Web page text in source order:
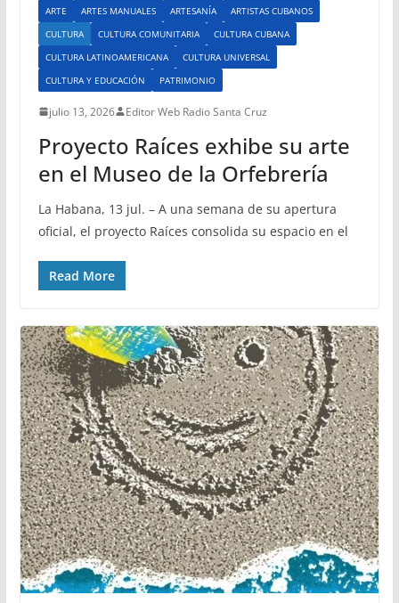
ARTE ARTES MANUALES ARTESANÍA
ARTISTAS CUBANOS
CULTURA
CULTURA COMUNITARIA
CULTURA CUBANA
CULTURA LATINOAMERICANA
CULTURA UNIVERSAL
CULTURA Y EDUCACIÓN
PATRIMONIO
julio 13, 2026 Editor Web Radio Santa Cruz
Proyecto Raíces exhibe su arte
en el Museo de la Orfebrería
La Habana, 13 jul. – A una semana de su apertura
oficial, el proyecto Raíces consolida su espacio en el
Read More